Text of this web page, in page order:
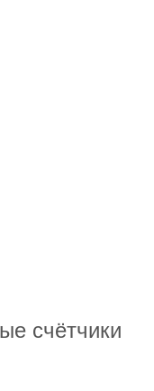
счётчики